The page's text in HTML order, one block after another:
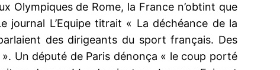
Olympiques de Rome, la France n’obtint que
journal L’Equipe titrait « La déchéance de la
des dirigeants du sport français. Des
Un député de Paris dénonça « le coup porté